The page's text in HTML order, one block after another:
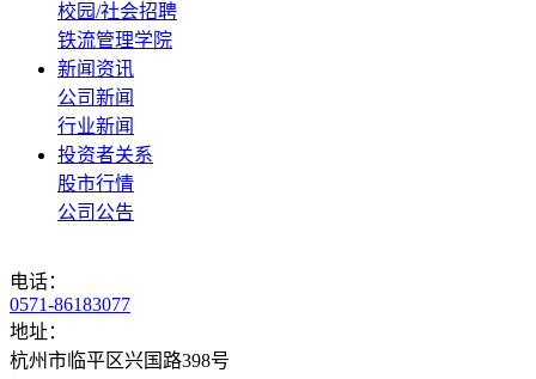
校园/社会招聘
铁流管理学院
新闻资讯
公司新闻
行业新闻
投资者关系
股市行情
公司公告
电话：
0571-86183077
地址：
杭州市临平区兴国路398号